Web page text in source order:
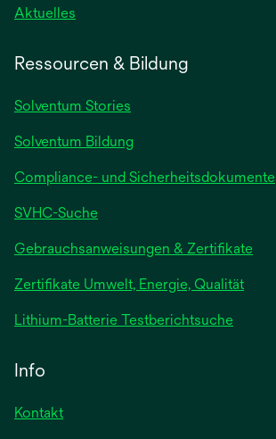
Aktuelles
Ressourcen & Bildung
Solventum Stories
Solventum Bildung
Compliance- und Sicherheitsdokumente
SVHC-Suche
Gebrauchsanweisungen & Zertifikatewird
Zertifikate Umwelt, Energie, Qualität
Lithium-Batterie Testberichtsuchewird
Info
Kontakt